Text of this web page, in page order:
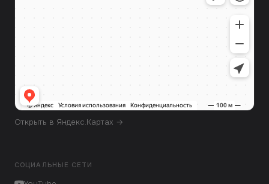
Открыть в Яндекс.Картах →
СОЦИАЛЬНЫЕ СЕТИ